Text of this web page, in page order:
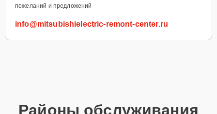
пожеланий и предложений
info@mitsubishielectric-remont-center.ru
Районы обслуживания